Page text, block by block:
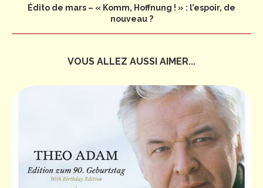
Édito de mars – « Komm, Hoffnung ! » : l’espoir, de
nouveau ?
VOUS ALLEZ AUSSI AIMER...